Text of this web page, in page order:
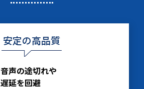
安定の高品質
音声の途切れや
遅延を回避